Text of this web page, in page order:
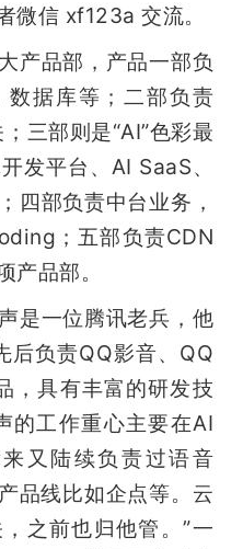
信 xf123a 交流。
产品部，产品一部负
据库等；二部负责
三部则是“AI”色彩最
发平台、AI SaaS、
四部负责中台业务，
；五部负责CDN
产品部。
是一位腾讯老兵，他
后负责QQ影音、QQ
，具有丰富的研发技
的工作重心主要在AI
又陆续负责过语音
品线比如企点等。云
之前也归他管。”一